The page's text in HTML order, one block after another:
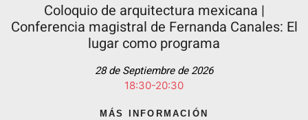
Coloquio de arquitectura mexicana |
Conferencia magistral de Fernanda Canales: El
lugar como programa
28 de Septiembre de 2026
18:30-20:30
MÁS INFORMACIÓN